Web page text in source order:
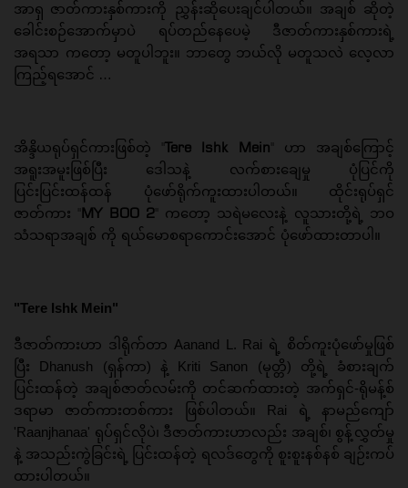
အာရှ ဇာတ်ကားနှစ်ကားကို
ညွှန်းဆိုပေးချင်ပါတယ်။ အချစ် ဆိုတဲ့
ခေါင်းစဉ်အောက်မှာပဲ
ရပ်တည်နေပေမဲ့
ဒီဇာတ်ကားနှစ်ကားရဲ့
အရသာ ကတော့ မတူပါဘူး။ ဘာတွေ ဘယ်လို မတူသလဲ လေ့လာ
ကြည့်ရအောင် …
အိန္ဒိယရုပ်ရှင်ကားဖြစ်တဲ့ "Tere Ishk Mein ဟာ
အချစ်ကြောင့်
အရူးအမူးဖြစ်ပြီး
ဒေါသနဲ့ လက်စားချေမှု
ပုံပြင်ကို
ပြင်းပြင်းထန်ထန်
ပုံဖော်ရိုက်ကူးထားပါတယ်။ ထိုင်းရုပ်ရှင်
ဇာတ်ကား
MY BOO 2" ကတော့ သရဲမလေးနဲ့ လူသားတို့ရဲ့
ဘဝ
သံသရာအချစ် ကို ရယ်မောစရာကောင်းအောင် ပုံဖော်ထားတာပါ။
"Tere Ishk Mein"
ဒီဇာတ်ကားဟာ ဒါရိုက်တာ Aanand L. Rai ရဲ့ စိတ်ကူးပုံဖော်မှုဖြစ်
ပြီး Dhanush (ရှန်ကာ) နဲ့ Kriti Sanon (မုတ္တိ) တို့ရဲ့ ခံစားချက်
ပြင်းထန်တဲ့ အချစ်ဇာတ်လမ်းကို တင်ဆက်ထားတဲ့ အက်ရှင်-ရိုမန့်စ်
ဒရာမာ ဇာတ်ကားတစ်ကား ဖြစ်ပါတယ်။ Rai ရဲ့ နာမည်ကျော်
'Raanjhanaa' ရုပ်ရှင်လိုပဲ၊ ဒီဇာတ်ကားဟာလည်း အချစ်၊ စွန့်လွှတ်မှု
နဲ့ အသည်းကွဲခြင်းရဲ့ ပြင်းထန်တဲ့ ရလဒ်တွေကို စူးစူးနစ်နစ် ချဉ်းကပ်
ထားပါတယ်။